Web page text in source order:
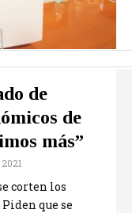
de
de
más”
corten los
que se